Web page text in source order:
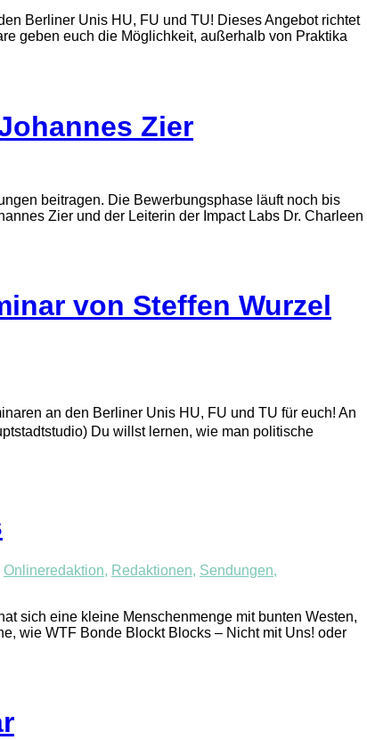
Berliner Unis HU, FU und TU! Dieses Angebot richtet
geben euch die Möglichkeit, außerhalb von Praktika
Zier
beitragen. Die Bewerbungsphase läuft noch bis
Zier und der Leiterin der Impact Labs Dr. Charleen
von Steffen Wurzel
an den Berliner Unis HU, FU und TU für euch! An
Du willst lernen, wie man politische
Onlineredaktion, Redaktionen, Sendungen,
sich eine kleine Menschenmenge mit bunten Westen,
wie WTF Bonde Blockt Blocks – Nicht mit Uns! oder